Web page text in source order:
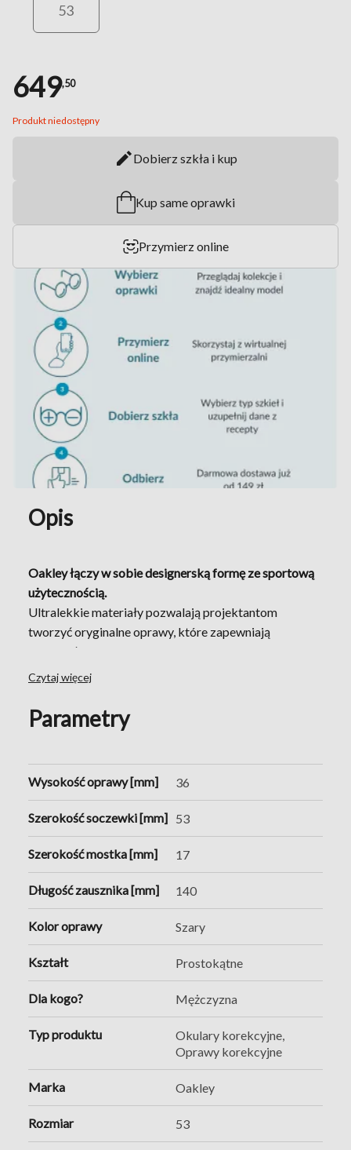
53
649,50
Produkt niedostępny
Dobierz szkła i kup
Kup same oprawki
Przymierz online
Opis
Oakley łączy w sobie designerską formę ze sportową
użytecznością.
Ultralekkie materiały pozwalają projektantom
tworzyć oryginalne oprawy, które zapewniają
doskonałe pole widzenia oraz stabilnie utrzymują się
na twarzy, nawet w wymagających warunkach
Oakley od początku swego istnienia stawia na
kreatywność i praktyczność. Marka ma na swoim
wzorniczych, co plasuje ją jako jedną z najbardziej
innowacyjnych i rozwiniętych technologicznie marek
Czytaj więcej
Parametry
Wysokość oprawy [mm] 36
Szerokość soczewki [mm] 53
Szerokość mostka [mm] 17
Długość zausznika [mm] 140
Kolor oprawy Szary
Kształt Prostokątne
Dla kogo? Mężczyzna
Typ produktu
Okulary korekcyjne,
Oprawy korekcyjne
Marka Oakley
Rozmiar 53